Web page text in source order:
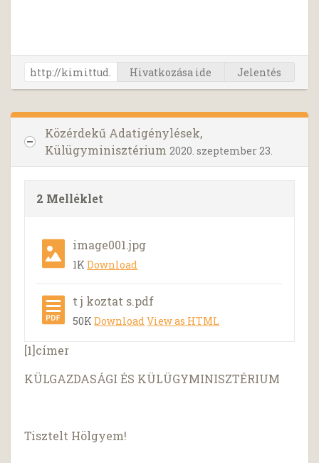
Hivatkozása ide Jelentés
Közérdekű Adatigénylések,
Külügyminisztérium 2020. szeptember 23.
2 Melléklet
image001.jpg
1KDownload
t j koztat s.pdf
50KDownloadView as HTML
[1]címer
KÜLGAZDASÁGI ÉS KÜLÜGYMINISZTÉRIUM
Tisztelt Hölgyem!